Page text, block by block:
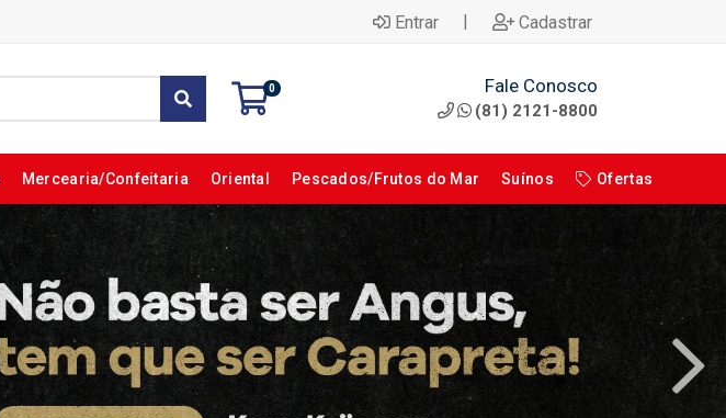
Entrar | Cadastrar
0 Fale Conosco
(81) 2121-8800
Mercearia/Confeitaria Oriental Pescados/Frutos do Mar Suínos Ofertas